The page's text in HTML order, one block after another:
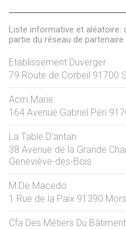
Liste informative et aléatoire:
partie du réseau de
Etablissement Duverger
79 Route de Corbeil 91700
Acm Marie
164 Avenue Gabriel Péri
La Table D'antan
38 Avenue de la Grande
Geneviève-des-Bois
M.De Macedo
1 Rue de la Paix 91390
Cfa Des Métiers Du